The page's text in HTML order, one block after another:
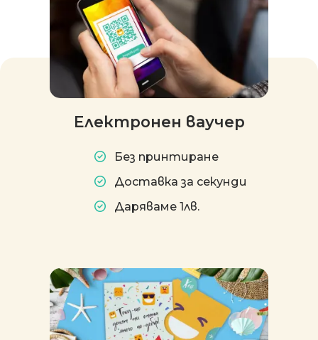
Електронен ваучер
Без принтиране
Доставка за секунди
Даряваме 1лв.